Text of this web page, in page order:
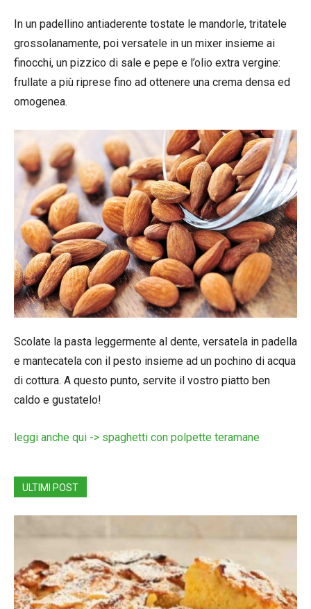
In un padellino antiaderente tostate le mandorle, tritatele
grossolanamente, poi versatele in un mixer insieme ai
finocchi, un pizzico di sale e pepe e l’olio extra vergine:
frullate a più riprese fino ad ottenere una crema densa ed
omogenea.
Scolate la pasta leggermente al dente, versatela in padella
e mantecatela con il pesto insieme ad un pochino di acqua
di cottura. A questo punto, servite il vostro piatto ben
caldo e gustatelo!
leggi anche qui -> spaghetti con polpette teramane
ULTIMI POST